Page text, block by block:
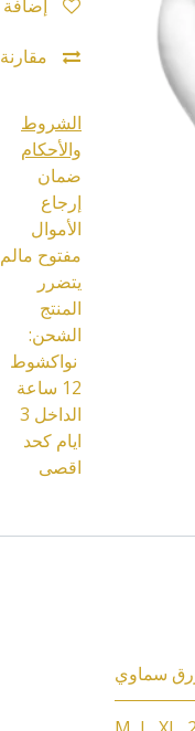
مقارنة
الشروط
والأحكام
ضمان
إرجاع
الأموال
مفتوح مالم
يتضرر
المنتج
الشحن:
نواكشوط
12 ساعة
الداخل 3
ايام كحد
اقصى
سماوي